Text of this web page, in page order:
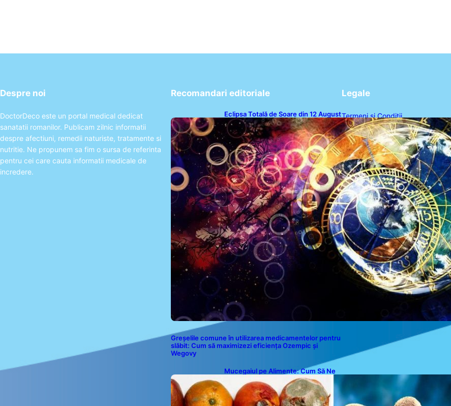
Despre noi
DoctorDeco este un portal medical dedicat
sanatatii romanilor. Publicam zilnic informatii
despre afectiuni, remedii naturiste, tratamente si
nutritie. Ne propunem sa fim o sursa de referinta
pentru cei care cauta informatii medicale de
incredere.
Recomandari editoriale
Eclipsa Totală de Soare din 12 August
2026: O Analiză a Impactului asupra
Trei Zodii și a Ciclului de 18 Ani
Greșelile comune în utilizarea medicamentelor pentru
slăbit: Cum să maximizezi eficiența Ozempic și
Wegovy
Mucegaiul pe Alimente: Cum Să Ne
Legale
Termeni și Condiții
Politica de Confidențialitate
Politica de Cookies
Disclaimer
Contact